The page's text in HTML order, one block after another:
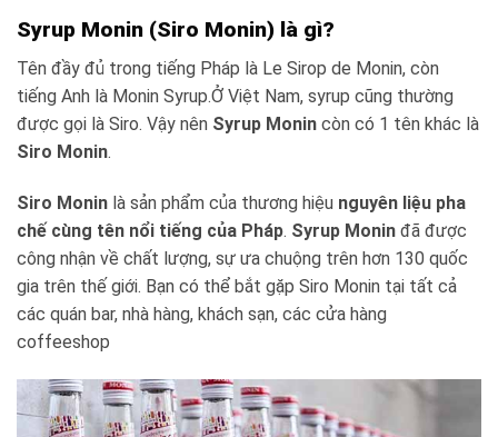
Syrup Monin (Siro Monin) là gì?
Tên đầy đủ trong tiếng Pháp là Le Sirop de Monin, còn
tiếng Anh là Monin Syrup.Ở Việt Nam, syrup cũng thường
được gọi là Siro. Vậy nên Syrup Monin còn có 1 tên khác là
Siro Monin.
Siro Monin là sản phẩm của thương hiệu nguyên liệu pha
chế cùng tên nổi tiếng của Pháp. Syrup Monin đã được
công nhận về chất lượng, sự ưa chuộng trên hơn 130 quốc
gia trên thế giới. Bạn có thể bắt gặp Siro Monin tại tất cả
các quán bar, nhà hàng, khách sạn, các cửa hàng
coffeeshop